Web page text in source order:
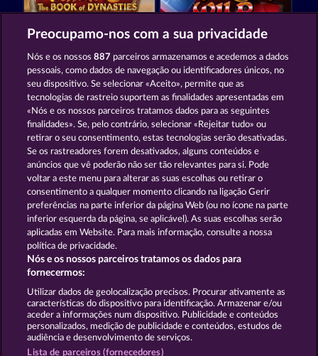
Lucky Pharaoh Wild
Cleopatra's Crown Ramses Book
Termos e Condições
Declaração de Privacidade e Cookies Marca
Empresa Perguntas frequentes
Enviar pedido de rescisão
Preocupamo-nos com a sua privacidade
Nós e os nossos887 parceiros armazenamos e acedemos a dados
pessoais, como dados de navegação ou identificadores únicos, no
seu dispositivo. Se selecionar «Aceito», permite que as
tecnologias de rastreio suportem as finalidades apresentadas em
«Nós e os nossos parceiros tratamos dados para as seguintes
finalidades». Se, pelo contrário, selecionar «Rejeitar tudo» ou
retirar o seu consentimento, estas tecnologias serão desativadas.
Se os rastreadores forem desativados, alguns conteúdos e
anúncios que vê poderão não ser tão relevantes para si. Pode
voltar a este menu para alterar as suas escolhas ou retirar o
consentimento a qualquer momento clicando na ligação Gerir
preferências na parte inferior da página Web (ou no ícone na parte
inferior esquerda da página, se aplicável). As suas escolhas serão
aplicadas em Website. Para mais informação, consulte a nossa
política de privacidade.
Nós e os nossos parceiros tratamos os dados para
fornecermos:
Utilizar dados de geolocalização precisos. Procurar ativamente as
características do dispositivo para identificação. Armazenar e/ou
aceder a informações num dispositivo. Publicidade e conteúdos
personalizados, medição de publicidade e conteúdos, estudos de
audiência e desenvolvimento de serviços.
Lista de parceiros (fornecedores)